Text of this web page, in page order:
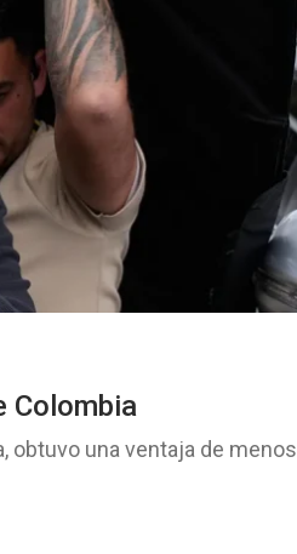
Colombia
obtuvo una ventaja de menos